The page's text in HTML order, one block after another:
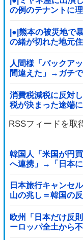
の例のテナントに
|●|熊本の被災地で
の緒が切れた地元
人間様「バックア
間違えた」→ガチ
消費税減税に反対
税が決まった途端
RSSフィードを取
韓国人「米国が円
へ連携」→「日本に
「ウォンも救って
日本旅行キャンセ
山の兆し＝韓国の
欧州「日本だけ反
ーロッパ全土から